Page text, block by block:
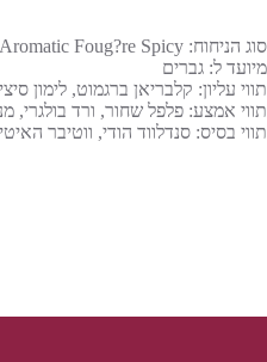
סוג הניחוח: Aromatic Foug?re Spicy
מיועד ל: גברים
תווי עליון: קלבריאן ברגמוט, לימון
תווי אמצע: פלפל שחור, ורד בולגרי,
תווי בסיס: סנדלווד הודי, ווטיבר